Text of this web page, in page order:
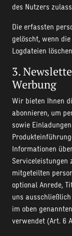
des Nutzers
Die erfassten
gelöscht, wenn
Logdateien
3.
Werbung
Wir bieten Ihnen
abonnieren, um
sowie
Informationen
Serviceleistungen
mitgeteilten
optional Anrede,
uns
im oben
verwendet (Art. 6